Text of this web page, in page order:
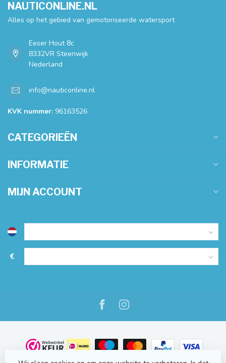
NAUTICONLINE.NL
Alles op het gebied van gemotoriseerde watersport
Eeser Hout 8c
8332VR Steenwijk
Nederland
info@nauticonline.nl
KVK nummer: 96163526
CATEGORIEËN
INFORMATIE
MIJN ACCOUNT
€